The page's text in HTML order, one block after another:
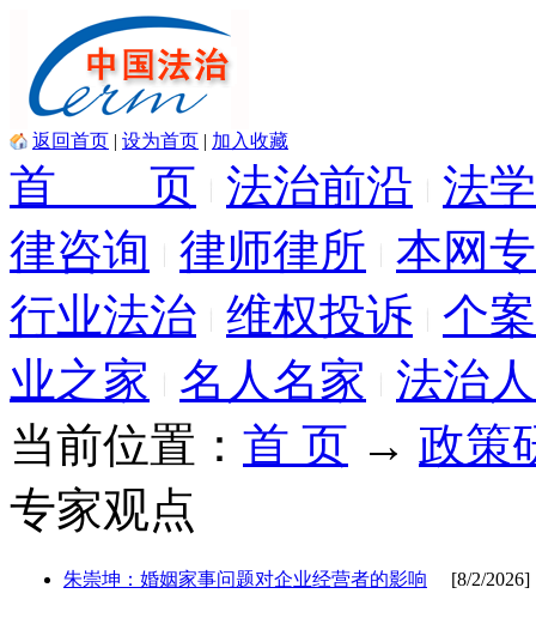
返回首页 | 设为首页 | 加入收藏
首 页 法治前沿
法
律咨询
律师律所
本网
行业法治 维权投诉
个
业之家
名人名家
法治
当前位置： 首 页 → 政策
专家观点
朱崇坤：婚姻家事问题对企业经营者的影响 [8/2/2026]